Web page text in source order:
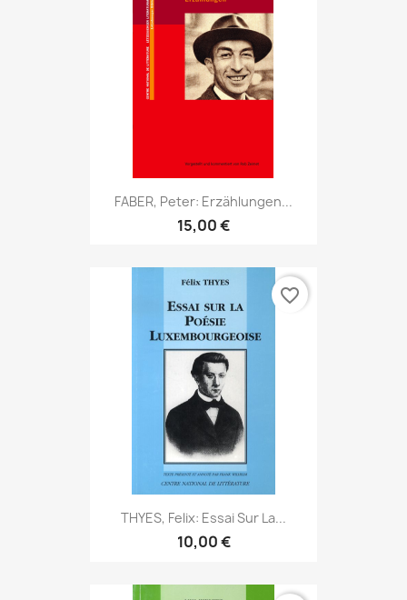
FABER, Peter: Erzählungen...
15,00 €
THYES, Felix: Essai Sur La...
10,00 €
favorite_border